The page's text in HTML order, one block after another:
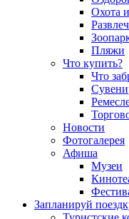
Охота
Пляжи
Что купить?
Что
Новости
Фотогалерея
Афиша
Музеи
Запланируй